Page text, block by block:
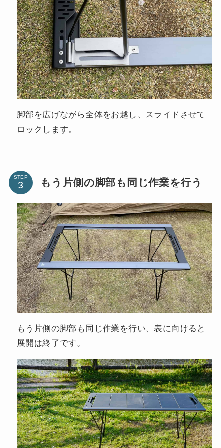
脚部を広げながら全体をお越し、スライドさせて
ロックします。
STEP もう片側の脚部も同じ作業を行う
もう片側の脚部も同じ作業を行い、表に向けると
展開は終了です。